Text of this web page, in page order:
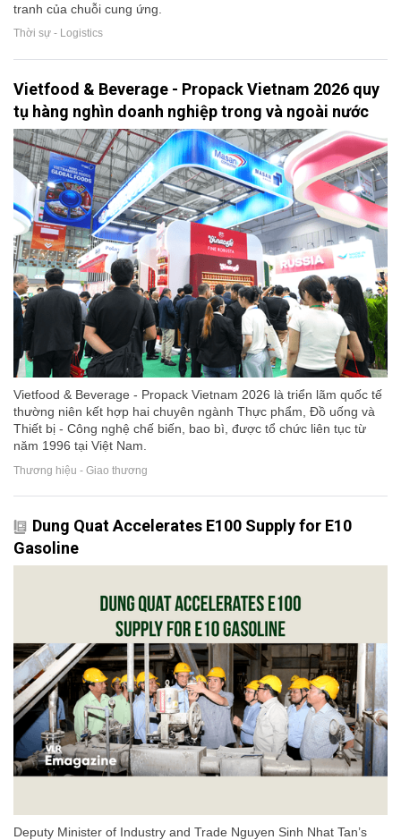
tranh của chuỗi cung ứng.
Thời sự - Logistics
Vietfood & Beverage - Propack Vietnam 2026 quy
tụ hàng nghìn doanh nghiệp trong và ngoài nước
Vietfood & Beverage - Propack Vietnam 2026 là triển lãm quốc tế
thường niên kết hợp hai chuyên ngành Thực phẩm, Đồ uống và
Thiết bị - Công nghệ chế biến, bao bì, được tổ chức liên tục từ
năm 1996 tại Việt Nam.
Thương hiệu - Giao thương
Dung Quat Accelerates E100 Supply for E10
Gasoline
Deputy Minister of Industry and Trade Nguyen Sinh Nhat Tan’s